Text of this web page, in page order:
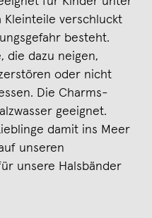
Kleinteile verschluckt
besteht.
die dazu neigen,
oder nicht
Die Charms-
geeignet.
damit ins Meer
unseren
unsere Halsbänder